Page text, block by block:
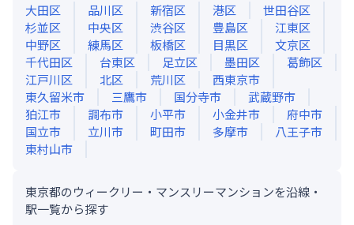
大田区
品川区 新宿区 港区
世田谷区
杉並区
中央区 渋谷区 豊島区
江東区
中野区
練馬区 板橋区 目黒区
文京区
千代田区
台東区 足立区 墨田区
葛飾区
江戸川区
北区 荒川区
西東京市
東久留米市
三鷹市 国分寺市
武蔵野市
狛江市
調布市 小平市 小金井市
府中市
国立市
立川市 町田市 多摩市
八王子市
東村山市
東京都のウィークリー・マンスリーマンションを沿線・
駅一覧から探す